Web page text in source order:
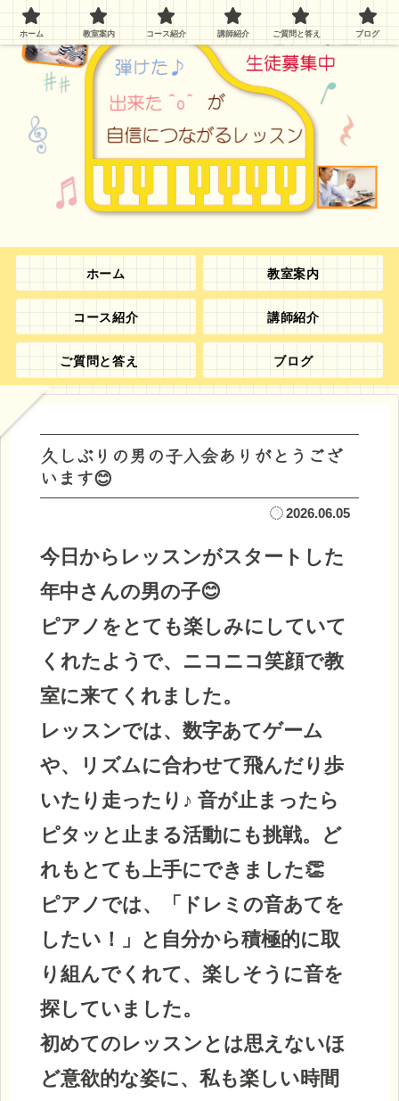
ホーム 教室案内
コース紹介 講師紹介
ご質問と答え ブログ
久しぶりの男の子入会ありがとうござ
います😊
2026.06.05
今日からレッスンがスタートした
年中さんの男の子😊
ピアノをとても楽しみにしていて
くれたようで、ニコニコ笑顔で教
室に来てくれました。
レッスンでは、数字あてゲーム
や、リズムに合わせて飛んだり歩
いたり走ったり♪ 音が止まったら
ピタッと止まる活動にも挑戦。ど
れもとても上手にできました👏
ピアノでは、「ドレミの音あてを
したい！」と自分から積極的に取
り組んでくれて、楽しそうに音を
探していました。
初めてのレッスンとは思えないほ
ど意欲的な姿に、私も楽しい時間
ホーム 教室案内 コース紹介 講師紹介 ご質問と答え ブログ